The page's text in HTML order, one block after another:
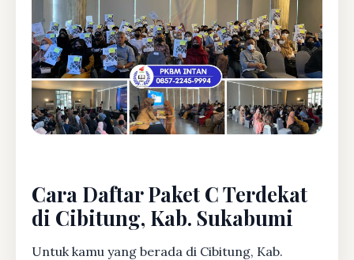
Cara Daftar Paket C Terdekat
di Cibitung, Kab. Sukabumi
Untuk kamu yang berada di Cibitung, Kab.